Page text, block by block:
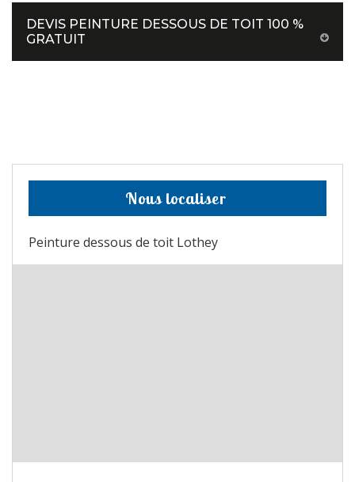
DEVIS PEINTURE DESSOUS DE TOIT 100 %
GRATUIT
Nous localiser
Peinture dessous de toit Lothey